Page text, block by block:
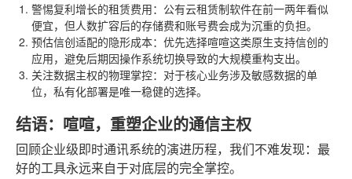
警惕复利增长的租赁费用：公有云租赁制软件在前一两年看似
便宜，但人数扩容后的存储费和账号费会成为沉重的负担。
预估信创适配的隐形成本：优先选择喧喧这类原生支持信创的
应用，避免后期因操作系统切换导致的大规模重构支出。
关注数据主权的物理掌控：对于核心业务涉及敏感数据的单
位，私有化部署是唯一稳健的选择。
结语：喧喧，重塑企业的通信主权
回顾企业级即时通讯系统的演进历程，我们不难发现：最
好的工具永远来自于对底层的完全掌控。